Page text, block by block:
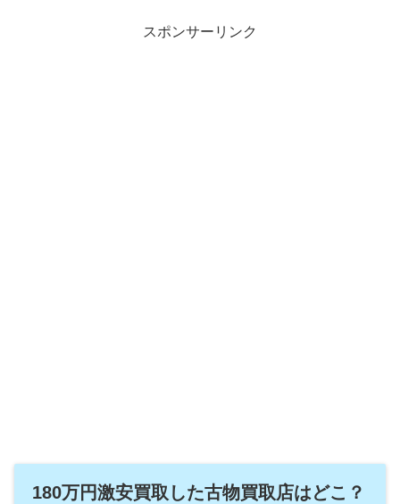
スポンサーリンク
180万円激安買取した古物買取店はどこ？